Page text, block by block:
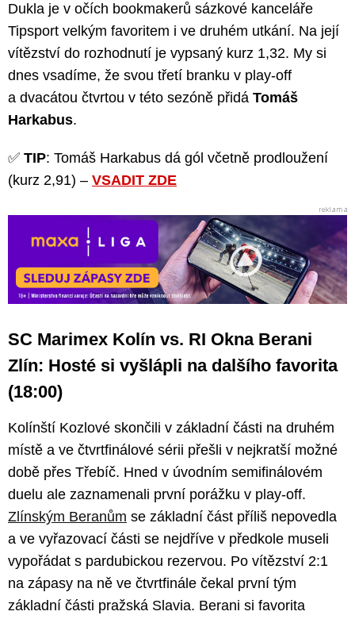
Dukla je v očích bookmakerů sázkové kanceláře
Tipsport velkým favoritem i ve druhém utkání. Na její
vítězství do rozhodnutí je vypsaný kurz 1,32. My si
dnes vsadíme, že svou třetí branku v play-off
a dvacátou čtvrtou v této sezóně přidá Tomáš
Harkabus.
✅ TIP: Tomáš Harkabus dá gól včetně prodloužení
(kurz 2,91) – VSADIT ZDE
SC Marimex Kolín vs. RI Okna Berani
Zlín: Hosté si vyšlápli na dalšího favorita
(18:00)
Kolínští Kozlové skončili v základní části na druhém
místě a ve čtvrtfinálové sérii přešli v nejkratší možné
době přes Třebíč. Hned v úvodním semifinálovém
duelu ale zaznamenali první porážku v play-off.
Zlínským Beranům se základní část příliš nepovedla
a ve vyřazovací části se nejdříve v předkole museli
vypořádat s pardubickou rezervou. Po vítězství 2:1
na zápasy na ně ve čtvrtfinále čekal první tým
základní části pražská Slavia. Berani si favorita